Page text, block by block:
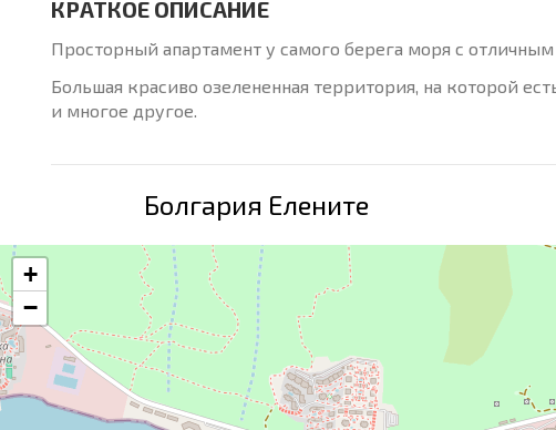
КРАТКОЕ ОПИСАНИЕ
Просторный апартамент у самого берега моря с
Большая красиво озелененная территория, на которой
и многое другое.
Болгария Елените
+
−